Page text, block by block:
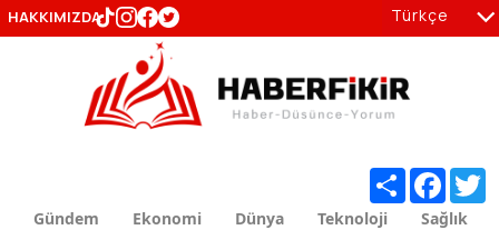
Gündem Ekonomi Dünya Teknoloji Sağlık
Share
Türkçe
en
HAKKIMIZDA